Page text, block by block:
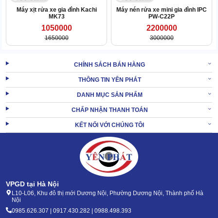
Bánh xe tham gia vào hoạt động di chuyển, gồm 2 chiếc bố trí ở
mặt trước của thiết bị.
Các bánh đều có kích cỡ lớn, chịu tải tốt và xoay góc linh động.
Nhờ vậy,máy xịt nước rửa xecó thể di chuyển nhanh đến nhiều
Máy rửa xe mini giá bao nhiêu
2. Ưu điểm Máy phun rửa xe Lavor STM 140
Phun xịt siêu sạch, tiết kiệm điện, nước
Như đã đề cập đến ở trên, do trang bị motor lõi đồng làm việc siêu
Máy xịt rửa xe gia đình Kachi
MK73
1050000
1650000
Máy nén rửa xe mini gia đình IPC
PW-C22P
2200000
3000000
CHÍNH SÁCH BÁN HÀNG
THÔNG TIN YÊN PHÁT
DANH MỤC SẢN PHẨM
CHẤP NHẬN THANH TOÁN
KẾT NỐI VỚI CHÚNG TÔI
VPGD tại Hà Nội
L10-L06, Khu đô thị mới Dương Nội, Phường Dương Nội, Thành phố Hà
Nội
0985.626.307 | 0917.430.282 | 0988.498.393